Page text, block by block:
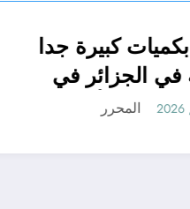
الجزائر الحدث
امطار بكميات
متوقعة في
شهري سبتمبر
الجزائر
أغسطس 7, 2026